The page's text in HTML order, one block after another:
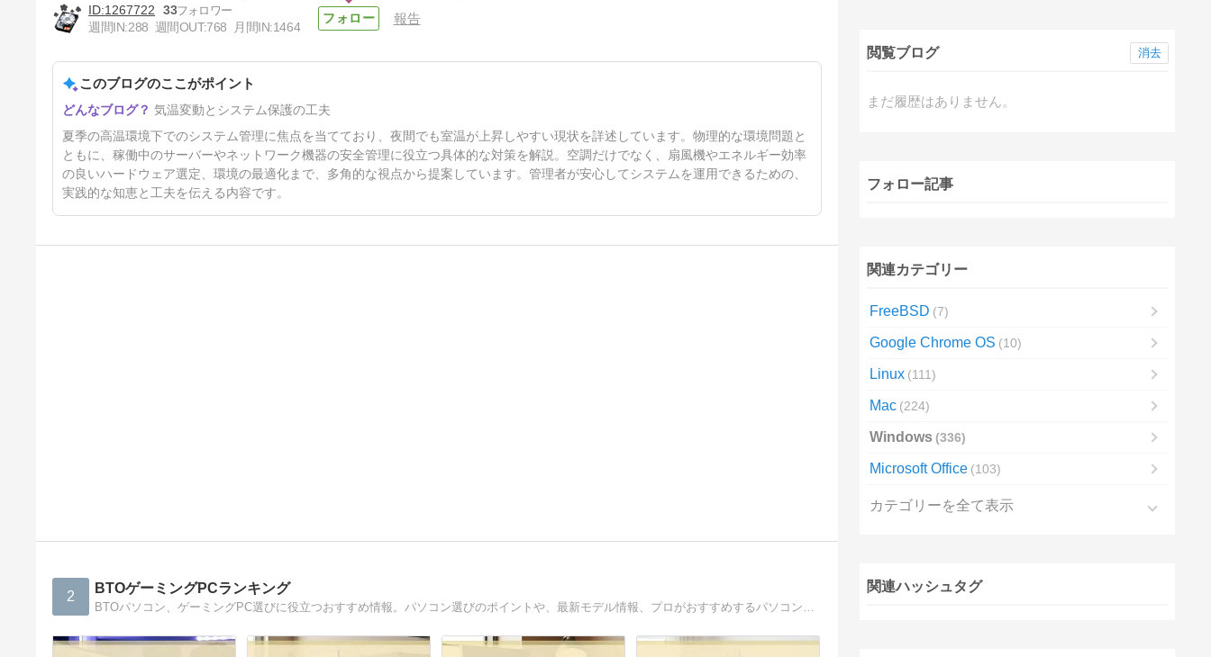
【定例】2026年7月のセキュリ
ティ更新プログラム (月例)
1267722
33
週間IN:288 週間OUT:768 月間IN:1464
報告
このブログのここがポイント
気温変動とシステム保護の工夫
夏季の高温環境下でのシステム管理に焦点を当てており、夜間でも室温が上昇しやすい現状を詳述しています。物理的な環境問題と
ともに、稼働中のサーバーやネットワーク機器の安全管理に役立つ具体的な対策を解説。空調だけでなく、扇風機やエネルギー効率
の良いハードウェア選定、環境の最適化まで、多角的な視点から提案しています。管理者が安心してシステムを運用できるための、
実践的な知恵と工夫を伝える内容です。
2 BTOゲーミングPCランキング
BTOパソコン、ゲーミングPC選びに役立つおすすめ情報。パソコン選びのポイントや、最新モデル情報、プロがおすすめするパソコンなど、役立つ情報を発信します。
閲覧ブログ
まだ履歴はありません。
消去
フォロー記事
関連カテゴリー
FreeBSD 7
Google Chrome OS 10
Linux 111
Mac 224
Windows 336
Microsoft Office 103
カテゴリーを全て表示
関連ハッシュタグ